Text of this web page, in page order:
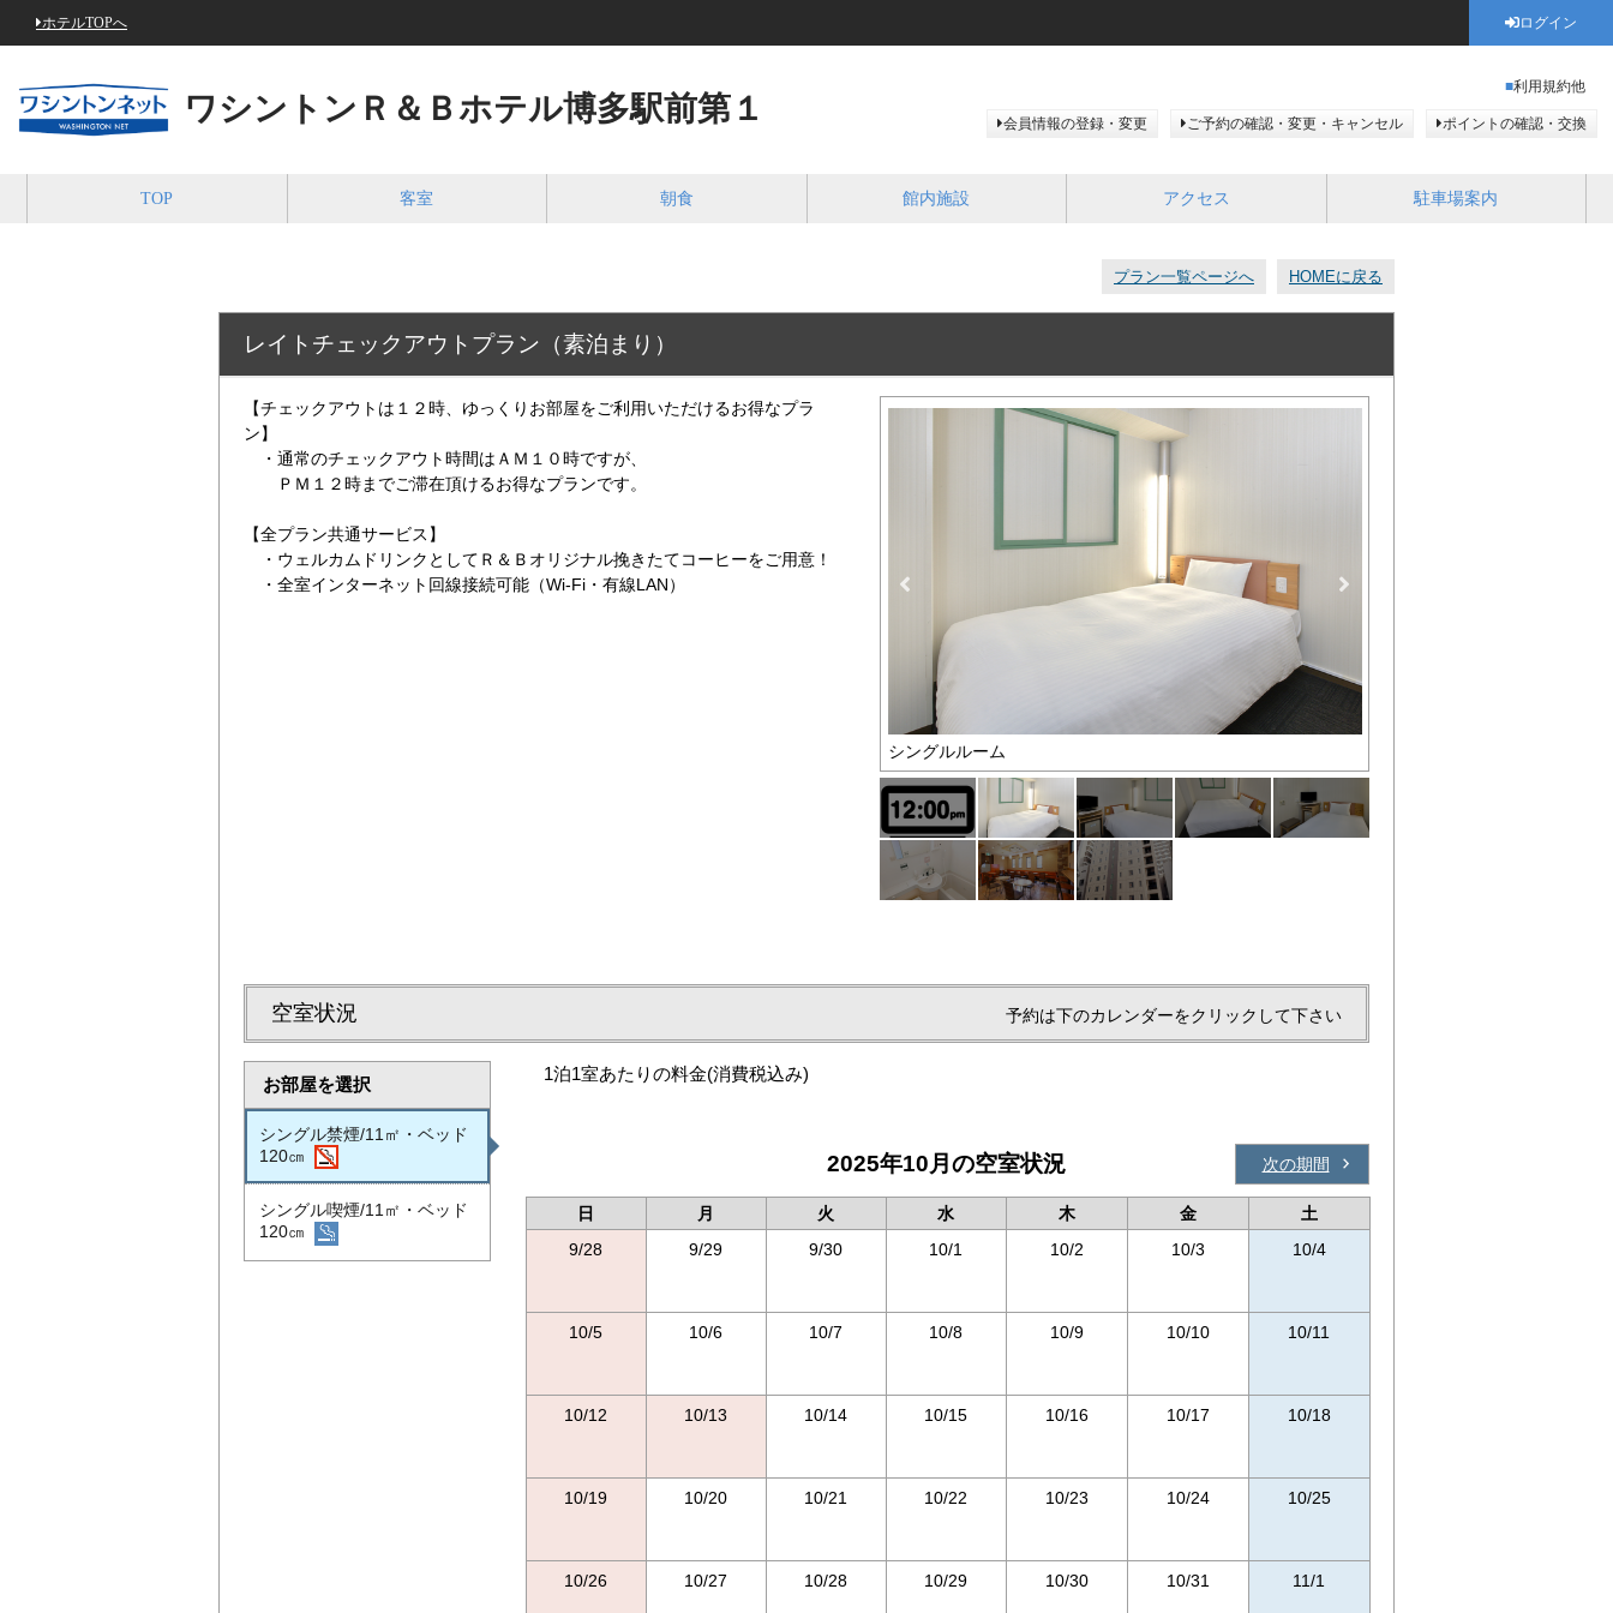
ホテルTOPへ ログイン
ワシントンＲ＆Ｂホテル博多駅前第１
利用規約他
会員情報の登録・変更 ご予約の確認・変更・キャンセル ポイントの確認・交換
TOP 客室 朝食 館内施設 アクセス 駐車場案内
プラン一覧ページへ HOMEに戻る
レイトチェックアウトプラン（素泊まり）
【チェックアウトは１２時、ゆっくりお部屋をご利用いただけるお得なプラ
ン】
・通常のチェックアウト時間はＡＭ１０時ですが、
ＰＭ１２時までご滞在頂けるお得なプランです。
【全プラン共通サービス】
・ウェルカムドリンクとしてＲ＆Ｂオリジナル挽きたてコーヒーをご用意！
・全室インターネット回線接続可能（Wi-Fi・有線LAN）
シングルルーム
空室状況 予約は下のカレンダーをクリックして下さい
お部屋を選択
シングル禁煙/11㎡・ベッド
120㎝
シングル喫煙/11㎡・ベッド
120㎝
1泊1室あたりの料金(消費税込み)
2025年10月の空室状況 次の期間
日 月 火 水 木 金
土
9/28
9/29 9/30 10/1 10/2 10/3 10/4
10/5 10/6 10/7 10/8 10/9 10/10 10/11
10/12 10/13 10/14 10/15 10/16 10/17 10/18
10/19 10/20 10/21 10/22 10/23 10/24 10/25
10/26 10/27 10/28 10/29 10/30 10/31 11/1